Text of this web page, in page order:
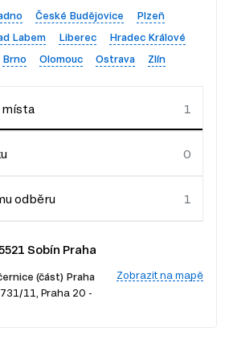
České Budějovice
Plzeň
Labem Liberec
Hradec Králové
Brno Olomouc Ostrava Zlín
místa
odběru
Sobín Praha
(část) Praha
11, Praha 20 -
Zobrazit na mapě